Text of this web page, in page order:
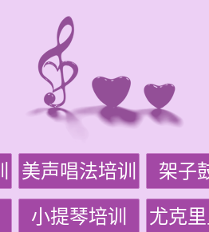
美声唱法培训 架子
小提琴培训 尤克